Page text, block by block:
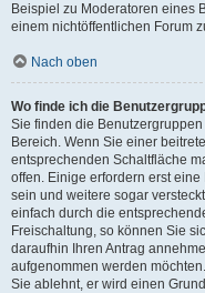
Beispiel zu Moderatoren eines
einem nichtöffentlichen Forum
Nach oben
Wo finde ich die
Sie finden die
Bereich. Wenn Sie einer
entsprechenden Schaltfläche
offen. Einige erfordern erst
sein und weitere sogar
einfach durch die
Freischaltung, so können Sie
daraufhin Ihren Antrag
aufgenommen werden
Sie ablehnt, er wird einen